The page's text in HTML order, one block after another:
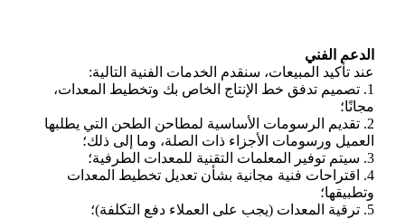
الدعم الفني
عند تأكيد المبيعات، سنقدم الخدمات الفنية التالية:
1. تصميم تدفق خط الإنتاج الخاص بك وتخطيط المعدات،
مجانًا؛
2. تقديم الرسومات الأساسية لمطاحن الطحن التي يطلبها
العميل ورسومات الأجزاء ذات الصلة، وما إلى ذلك؛
3. سيتم توفير المعلمات التقنية للمعدات الطرفية؛
4. اقتراحات فنية مجانية بشأن تعديل تخطيط المعدات
وتطبيقها؛
5. ترقية المعدات (يجب على العملاء دفع التكلفة)؛